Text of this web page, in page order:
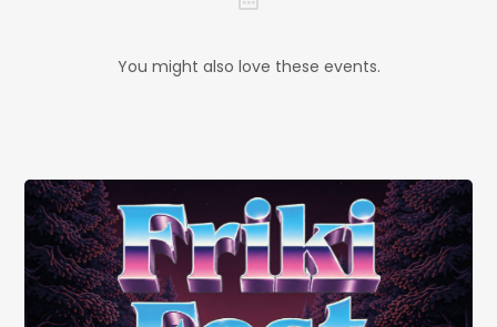
You might also love these events.